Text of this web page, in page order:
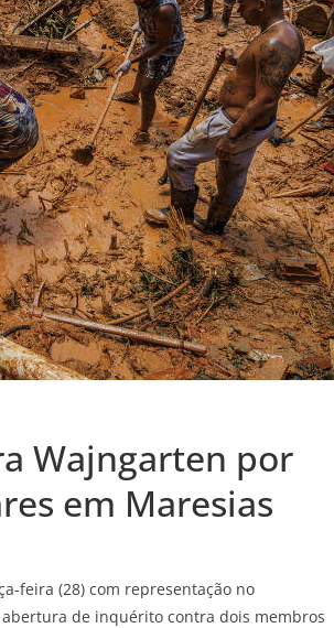
Wajngarten por
em Maresias
feira (28) com representação no
de inquérito contra dois membros